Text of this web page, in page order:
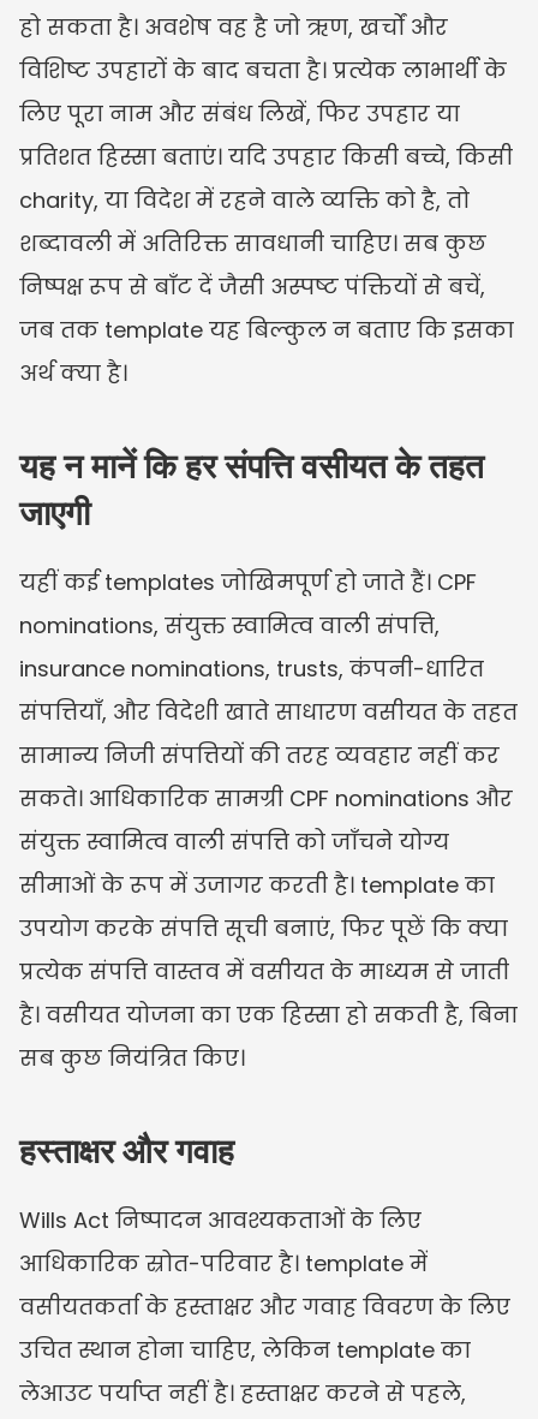
हो सकता है। अवशेष वह है जो ऋण, खर्चों और
विशिष्ट उपहारों के बाद बचता है। प्रत्येक लाभार्थी के
लिए पूरा नाम और संबंध लिखें, फिर उपहार या
प्रतिशत हिस्सा बताएं। यदि उपहार किसी बच्चे, किसी
charity, या विदेश में रहने वाले व्यक्ति को है, तो
शब्दावली में अतिरिक्त सावधानी चाहिए। सब कुछ
निष्पक्ष रूप से बाँट दें जैसी अस्पष्ट पंक्तियों से बचें,
जब तक template यह बिल्कुल न बताए कि इसका
अर्थ क्या है।
यह न मानें कि हर संपत्ति वसीयत के तहत
जाएगी
यहीं कई templates जोखिमपूर्ण हो जाते हैं। CPF
nominations, संयुक्त स्वामित्व वाली संपत्ति,
insurance nominations, trusts, कंपनी-धारित
संपत्तियाँ, और विदेशी खाते साधारण वसीयत के तहत
सामान्य निजी संपत्तियों की तरह व्यवहार नहीं कर
सकते। आधिकारिक सामग्री CPF nominations और
संयुक्त स्वामित्व वाली संपत्ति को जाँचने योग्य
सीमाओं के रूप में उजागर करती है। template का
उपयोग करके संपत्ति सूची बनाएं, फिर पूछें कि क्या
प्रत्येक संपत्ति वास्तव में वसीयत के माध्यम से जाती
है। वसीयत योजना का एक हिस्सा हो सकती है, बिना
सब कुछ नियंत्रित किए।
हस्ताक्षर और गवाह
Wills Act निष्पादन आवश्यकताओं के लिए
आधिकारिक स्रोत-परिवार है। template में
वसीयतकर्ता के हस्ताक्षर और गवाह विवरण के लिए
उचित स्थान होना चाहिए, लेकिन template का
लेआउट पर्याप्त नहीं है। हस्ताक्षर करने से पहले,